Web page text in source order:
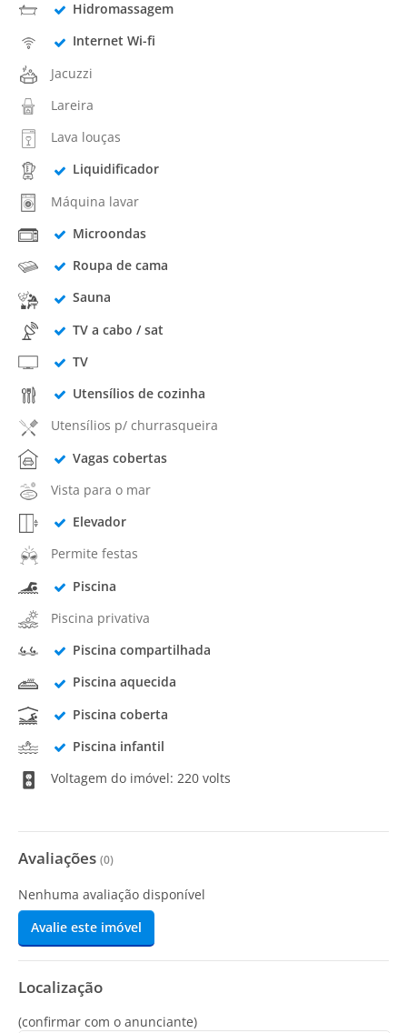
Hidromassagem
Internet Wi-fi
Jacuzzi
Lareira
Lava louças
Liquidificador
Máquina lavar
Microondas
Roupa de cama
Sauna
TV a cabo / sat
TV
Utensílios de cozinha
Utensílios p/ churrasqueira
Vagas cobertas
Vista para o mar
Elevador
Permite festas
Piscina
Piscina privativa
Piscina compartilhada
Piscina aquecida
Piscina coberta
Piscina infantil
Voltagem do imóvel: 220 volts
Avaliações (0)
Nenhuma avaliação disponível
Avalie este imóvel
Localização
(confirmar com o anunciante)